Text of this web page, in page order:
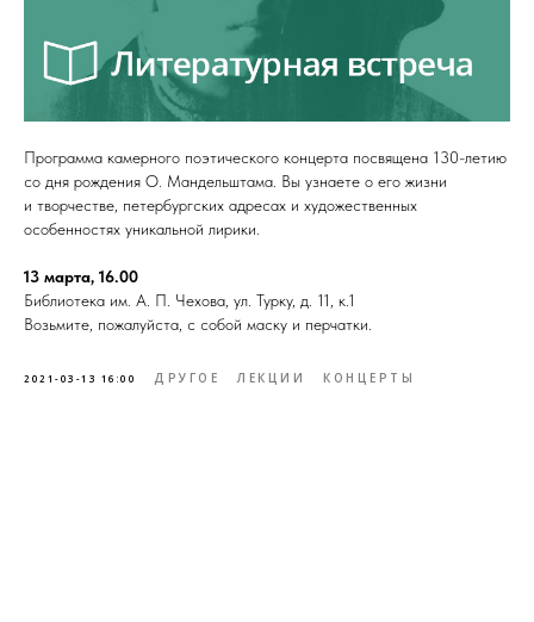
Программа камерного поэтического концерта посвящена 130-летию
со дня рождения О. Мандельштама. Вы узнаете о его жизни
и творчестве, петербургских адресах и художественных
особенностях уникальной лирики.
13 марта, 16.00
Библиотека им. А. П. Чехова, ул. Турку, д. 11, к.1
Возьмите, пожалуйста, с собой маску и перчатки.
2021-03-13 16:00 ДРУГОЕ ЛЕКЦИИ КОНЦЕРТЫ